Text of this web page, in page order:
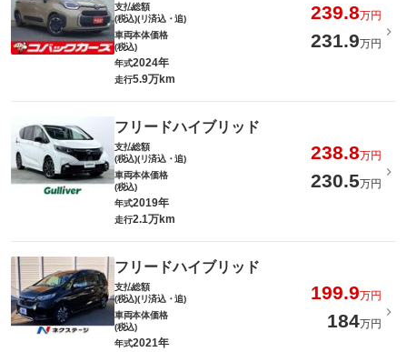
支払総額
(税込)(リ済込・追)
239.8万円
車両本体価格
(税込)
231.9万円
年式2024年
走行5.9万km
フリードハイブリッド
支払総額
(税込)(リ済込・追)
238.8万円
車両本体価格
(税込)
230.5万円
年式2019年
走行2.1万km
フリードハイブリッド
支払総額
(税込)(リ済込・追)
199.9万円
車両本体価格
(税込)
184万円
年式2021年